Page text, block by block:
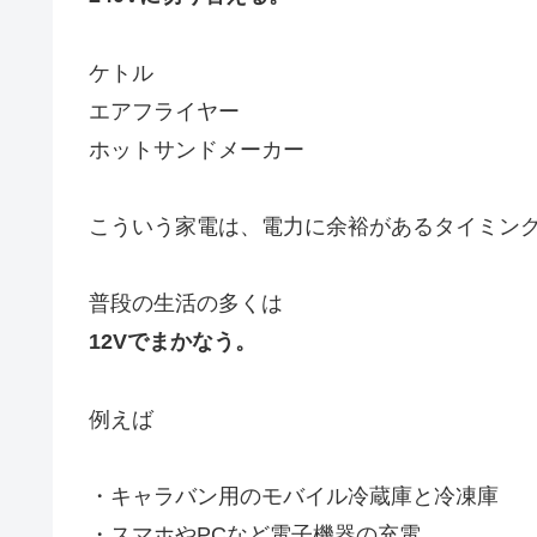
ケトル
エアフライヤー
ホットサンドメーカー
こういう家電は、電力に余裕があるタイミン
普段の生活の多くは
12Vでまかなう。
例えば
・キャラバン用のモバイル冷蔵庫と冷凍庫